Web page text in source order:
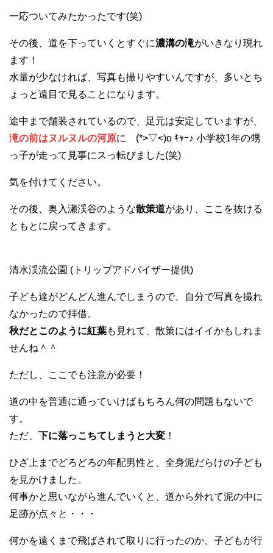
一応ついてみたかったです(笑)
その後、道を下っていくとすぐに濃溝の滝がいきなり現れ
ます！
水量が少なければ、写真も撮りやすいんですが、多いとち
ょっと遠目で見ることになります。
途中まで舗装されているので、足元は安定していますが、
滝の前はヌルヌルの河原に (*>▽<)o ｷｬｰ♪ 小学校1年の甥
っ子が走って見事にスっ転びました(笑)
気を付けてください。
その後、奥入瀬渓谷のような散策道があり、ここを抜ける
ともとに戻ってきます。
清水渓流公園 (トリップアドバイザー提供)
子ども達がどんどん進んでしまうので、自分で写真を撮れ
なかったので拝借。
秋だとこのように紅葉も見れて、散策にはイイかもしれま
せんね＾＾
ただし、ここでも注意が必要！
道の中を普通に通っていけばもちろん何の問題もないで
す。
ただ、 下に落っこちてしまうと大変 ！
ひざ上までどろどろの年配男性と、全身泥だらけの子ども
を見かけました。
何事かと思いながら進んでいくと、道から外れて泥の中に
足跡が点々と・・・
何かを遠くまで飛ばされて取りに行ったのか、子どもが行